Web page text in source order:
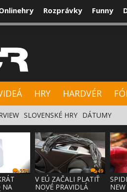
Rozprávky Funny
HRY HARDVÉR
SLOVENSKÉ HRY DÁTUMY
274
NA
49
V EÚ ZAČALI PLATIŤ
NOVÉ PRAVIDLÁ